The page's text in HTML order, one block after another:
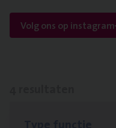
Volg ons op instagram